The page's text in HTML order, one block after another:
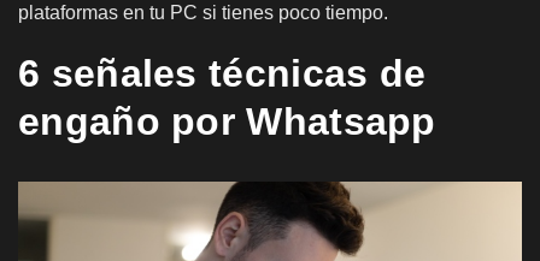
plataformas en tu PC si tienes poco tiempo.
6 señales técnicas de
engaño por Whatsapp